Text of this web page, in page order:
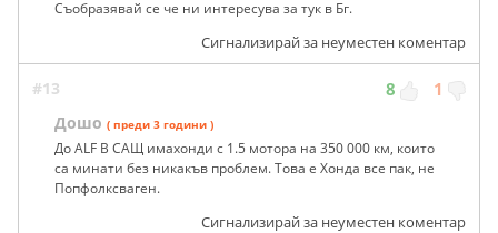
Съобразявай се че ни интересува за тук в Бг.
Сигнализирай за неуместен коментар
#13 8 1
Дошо ( преди 3 години )
До ALF В САЩ имахонди с 1.5 мотора на 350 000 км, които
са минати без никакъв проблем. Това е Хонда все пак, не
Попфолксваген.
Сигнализирай за неуместен коментар